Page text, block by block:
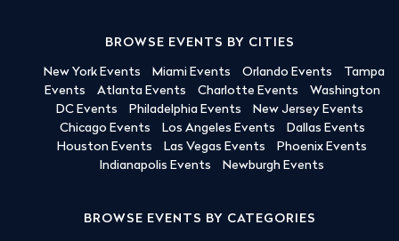
BROWSE EVENTS BY CITIES
New York Events Miami Events Orlando Events
Tampa
Events
Atlanta Events Charlotte Events
Washington
DC Events
Philadelphia Events
New Jersey Events
Chicago Events
Los Angeles Events
Dallas Events
Houston Events
Las Vegas Events
Phoenix Events
Indianapolis Events
Newburgh Events
BROWSE EVENTS BY CATEGORIES